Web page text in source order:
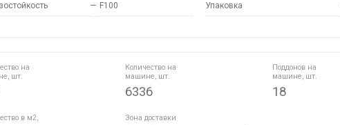
— F100 Упаковка
на
шт.
Количество на
машине, шт.
6336
Поддонов на
машине, шт.
18
в м2,
Зона доставки